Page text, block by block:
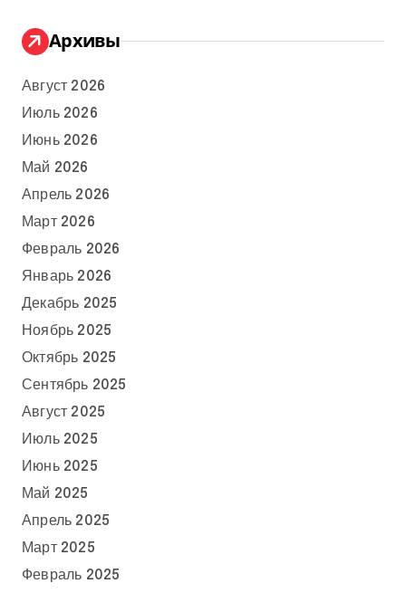
Архивы
Август 2026
Июль 2026
Июнь 2026
Май 2026
Апрель 2026
Март 2026
Февраль 2026
Январь 2026
Декабрь 2025
Ноябрь 2025
Октябрь 2025
Сентябрь 2025
Август 2025
Июль 2025
Июнь 2025
Май 2025
Апрель 2025
Март 2025
Февраль 2025